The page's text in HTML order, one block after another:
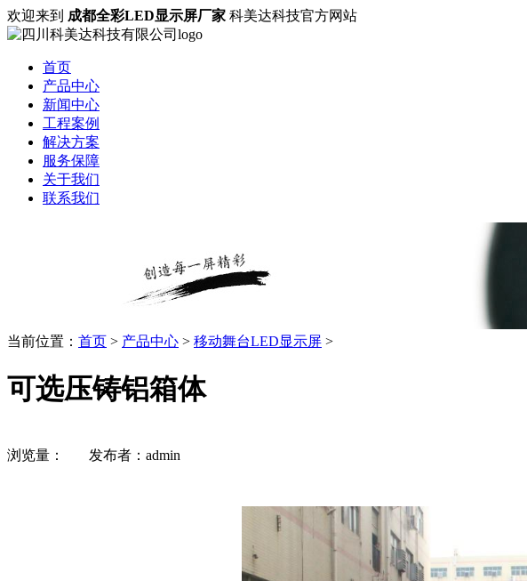
欢迎来到 成都全彩LED显示屏厂家 科美达科技官方网站
首页
产品中心
新闻中心
工程案例
解决方案
服务保障
关于我们
联系我们
当前位置： 首页 > 产品中心 > 移动舞台LED显示屏 >
可选压铸铝箱体
浏览量： 发布者：admin